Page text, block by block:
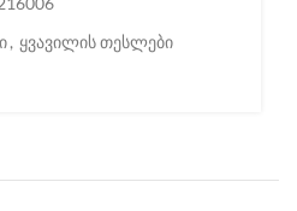
, ყვავილის თესლები